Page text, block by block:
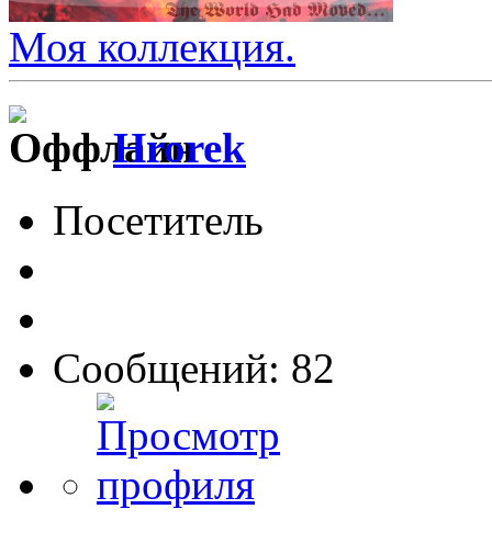
Моя коллекция.
Hrorek
Посетитель
Сообщений: 82